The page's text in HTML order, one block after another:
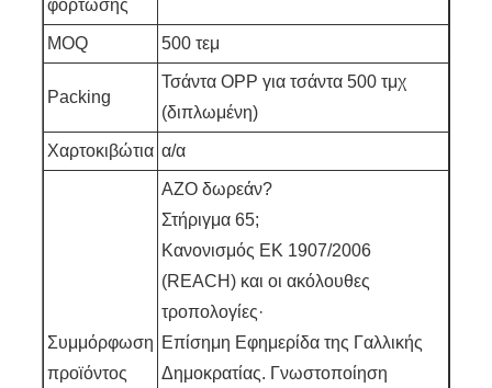
φόρτωσης
MOQ 500 τεμ
Packing
Τσάντα OPP για τσάντα 500 τμχ
(διπλωμένη)
Χαρτοκιβώτια α/α
Συμμόρφωση
προϊόντος
AZO δωρεάν?
Στήριγμα 65;
Κανονισμός ΕΚ 1907/2006
(REACH) και οι ακόλουθες
τροπολογίες·
Επίσημη Εφημερίδα της Γαλλικής
Δημοκρατίας. Γνωστοποίηση